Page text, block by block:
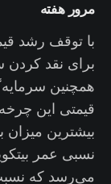
مرور هفته
با توقف رشد
برای نقد
همچنین
قیمتی این
بیشترین میزان
نسبی عمر
می‌رسد که